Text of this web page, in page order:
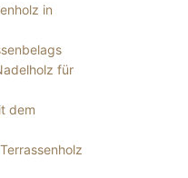
in
für
dem